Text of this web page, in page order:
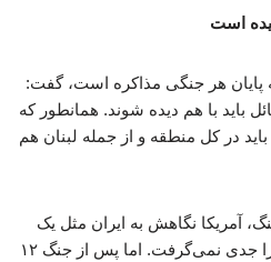
است
پایان هر جنگی مذاکره است، گفت:
باید با هم دیده شوند. همانطور که
در کل منطقه و از جمله لبنان هم
آمریکا نگاهش به ایران مثل یک
کشور جهان‌سومی بود و ایران را جدی نمی‌گرفت. اما پس از جنگ ۱۲